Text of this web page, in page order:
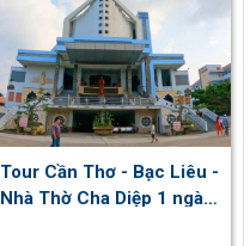
Tour Cần Thơ - Bạc Liêu -
Nhà Thờ Cha Diệp 1 ngày